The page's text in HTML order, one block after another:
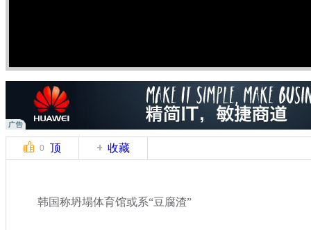
0 顶 收藏
韩国称坍塌体育馆或系“豆腐渣”